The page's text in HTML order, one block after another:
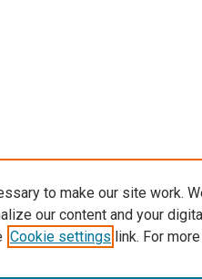
to make our site work.
our content and your
Cookie settings link. For